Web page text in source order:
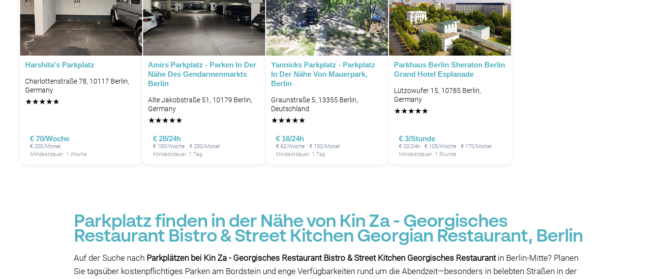
Harshita's Parkplatz
Charlottenstraße 78, 10117 Berlin,
Germany
★★★★★
€ 70/Woche
€ 200/Monat
Mindestdauer: 1 Woche
Amirs Parkplatz - Parken In Der
Nähe Des Gendarmenmarkts
Berlin
Alte Jakobstraße 51, 10179 Berlin,
Germany
★★★★★
€ 28/24h
€ 100/Woche · € 250/Monat
Mindestdauer: 1 Tag
Yannicks Parkplatz - Parkplatz
In Der Nähe Von Mauerpark,
Berlin
Graunstraße 5, 13355 Berlin,
Deutschland
★★★★★
€ 16/24h
€ 62/Woche · € 152/Monat
Mindestdauer: 1 Tag
Parkhaus Berlin Sheraton Berlin
Grand Hotel Esplanade
Lützowufer 15, 10785 Berlin,
Germany
★★★★★
€ 3/Stunde
€ 20/24h · € 105/Woche · € 170/Monat
Mindestdauer: 1 Stunde
Parkplatz finden in der Nähe von Kin Za - Georgisches
Restaurant Bistro & Street Kitchen Georgian Restaurant, Berlin
Auf der Suche nach Parkplätzen bei Kin Za - Georgisches Restaurant Bistro & Street Kitchen Georgisches Restaurantin Berlin-Mitte? Planen
Sie tagsüber kostenpflichtiges Parken am Bordstein und enge Verfügbarkeiten rund um die Abendzeit—besonders in belebten Straßen in der